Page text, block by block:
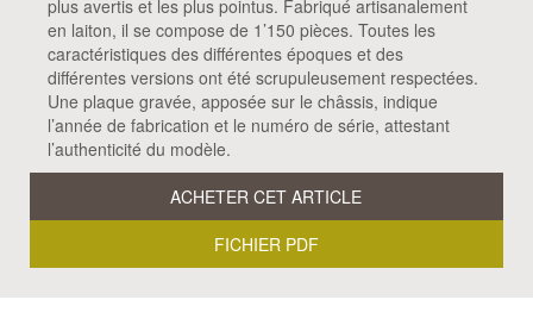
plus avertis et les plus pointus. Fabriqué artisanalement
en laiton, il se compose de 1’150 pièces. Toutes les
caractéristiques des différentes époques et des
différentes versions ont été scrupuleusement respectées.
Une plaque gravée, apposée sur le châssis, indique
l’année de fabrication et le numéro de série, attestant
l’authenticité du modèle.
ACHETER CET ARTICLE
FICHIER PDF